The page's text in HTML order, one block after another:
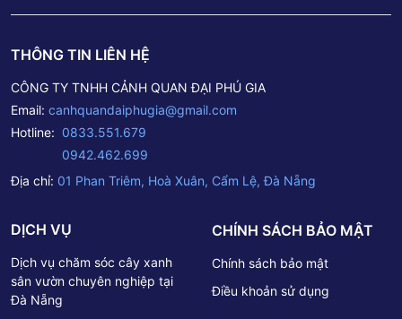
THÔNG TIN LIÊN HỆ
CÔNG TY TNHH CẢNH QUAN ĐẠI PHÚ GIA
Email: canhquandaiphugia@gmail.com
Hotline: 0833.551.679
0942.462.699
Địa chỉ: 01 Phan Triêm, Hoà Xuân, Cẩm Lệ, Đà Nẵng
DỊCH VỤ
Dịch vụ chăm sóc cây xanh
sân vườn chuyên nghiệp tại
Đà Nẵng
CHÍNH SÁCH BẢO MẬT
Chính sách bảo mật
Điều khoản sử dụng